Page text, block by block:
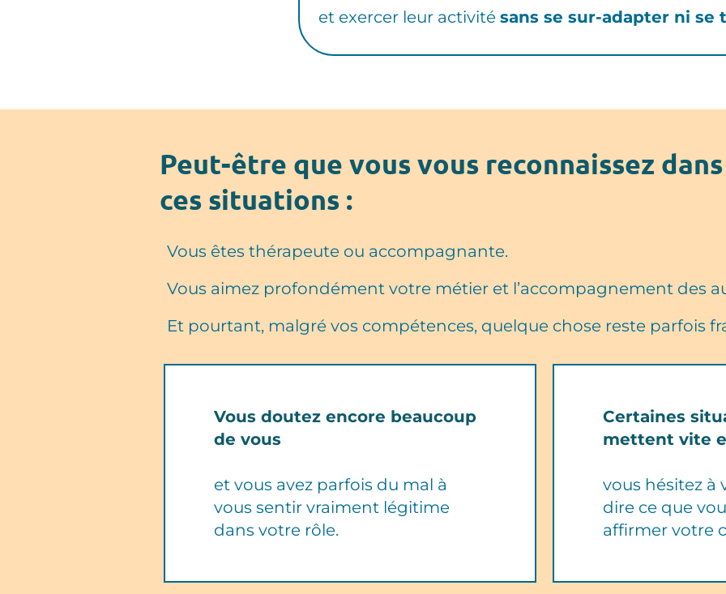
et exercer leur activité sans se sur-adapter ni se
Peut-être que vous vous reconnaissez
ces situations :
Vous êtes thérapeute ou accompagnante.
Vous aimez profondément votre métier et l’accompagnement des
Et pourtant, malgré vos compétences, quelque chose reste parfois
Vous doutez encore beaucoup
de vous
et vous avez parfois du mal à
vous sentir vraiment légitime
dans votre rôle.
Certaines
mettent vite
vous hésitez à
dire ce que
affirmer votre